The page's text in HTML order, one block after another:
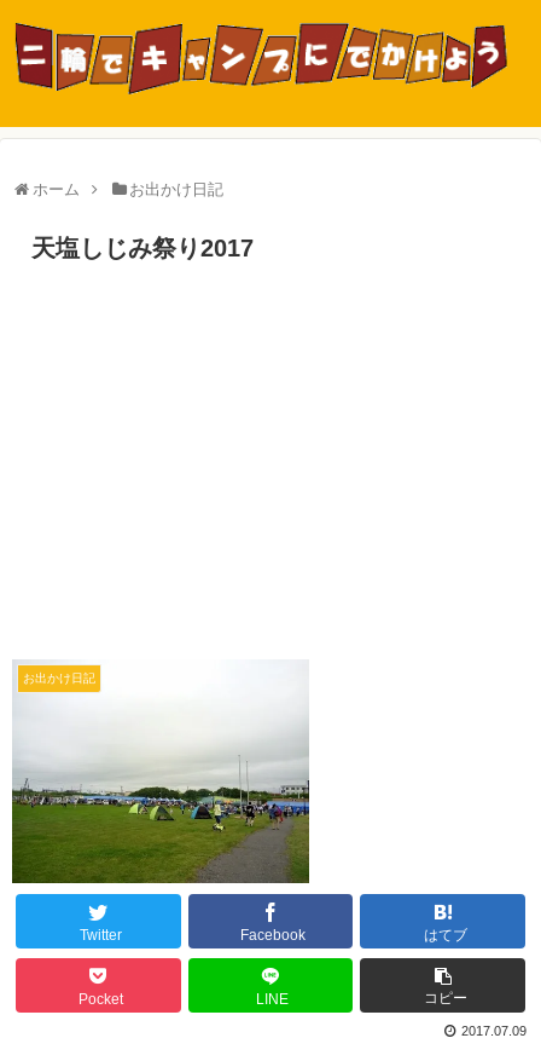
ホーム お出かけ日記
天塩しじみ祭り2017
お出かけ日記
Twitter Facebook はてブ
Pocket LINE コピー
2017.07.09